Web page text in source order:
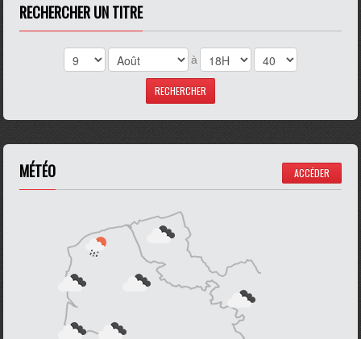
RECHERCHER UN TITRE
à
MÉTÉO ACCÉDER